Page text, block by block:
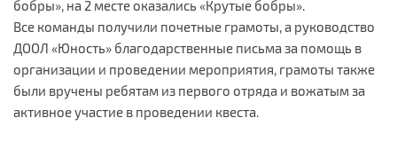
бобры», на 2 месте оказались «Крутые бобры».
Все команды получили почетные грамоты, а руководство
ДООЛ «Юность» благодарственные письма за помощь в
организации и проведении мероприятия, грамоты также
были вручены ребятам из первого отряда и вожатым за
активное участие в проведении квеста.